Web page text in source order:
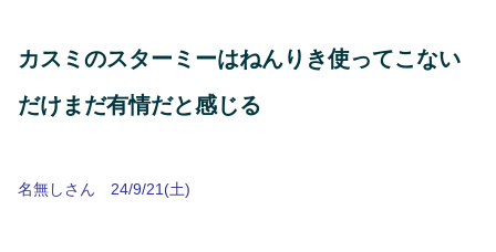
カスミのスターミーはねんりき使ってこない
だけまだ有情だと感じる
名無しさん 24/9/21(土)